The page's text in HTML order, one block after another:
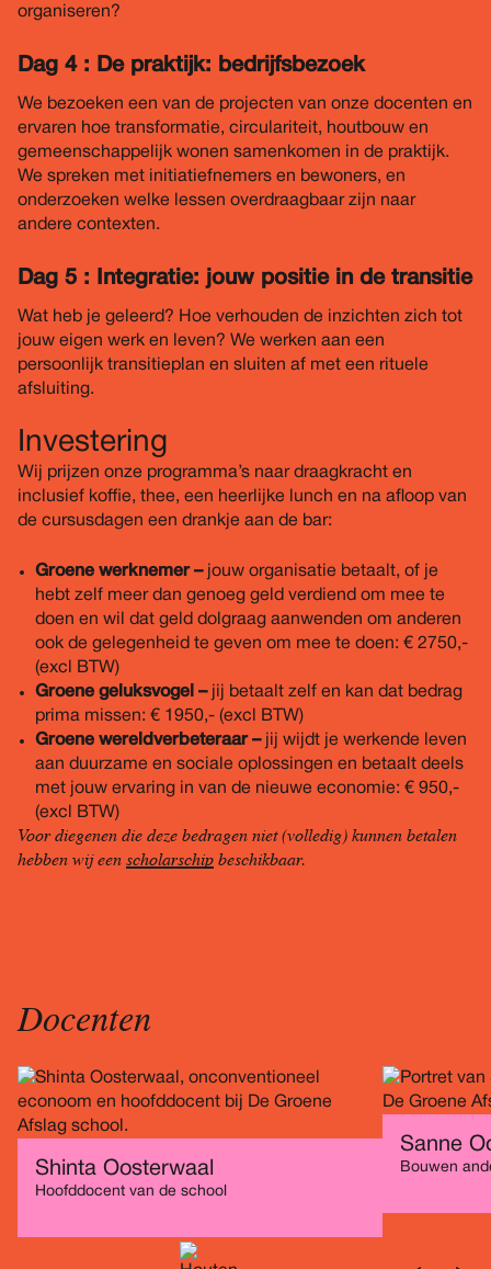
organiseren?
Dag 4 : De praktijk: bedrijfsbezoek
We bezoeken een van de projecten van onze docenten en
ervaren hoe transformatie, circulariteit, houtbouw en
gemeenschappelijk wonen samenkomen in de praktijk.
We spreken met initiatiefnemers en bewoners, en
onderzoeken welke lessen overdraagbaar zijn naar
andere contexten.
Dag 5 : Integratie: jouw positie in de transitie
Wat heb je geleerd? Hoe verhouden de inzichten zich tot
jouw eigen werk en leven? We werken aan een
persoonlijk transitieplan en sluiten af met een rituele
afsluiting.
Investering
Wij prijzen onze programma’s naar draagkracht en
inclusief koffie, thee, een heerlijke lunch en na afloop van
de cursusdagen een drankje aan de bar:
Groene werknemer – jouw organisatie betaalt, of je
hebt zelf meer dan genoeg geld verdiend om mee te
doen en wil dat geld dolgraag aanwenden om anderen
ook de gelegenheid te geven om mee te doen: € 2750,-
(excl BTW)
Groene geluksvogel – jij betaalt zelf en kan dat bedrag
prima missen: € 1950,- (excl BTW)
Groene wereldverbeteraar – jij wijdt je werkende leven
aan duurzame en sociale oplossingen en betaalt deels
met jouw ervaring in van de nieuwe economie: € 950,-
(excl BTW)
Voor diegenen die deze bedragen niet (volledig) kunnen betalen
hebben wij een scholarschip beschikbaar.
Docenten
Shinta Oosterwaal
Hoofddocent van de school
Sanne
Bouwen